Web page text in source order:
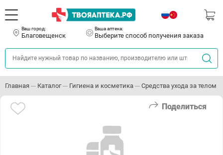
Ваш город:
Благовещенск
Ваша аптека:
Выберите способ получения заказа
Главная Каталог Гигиена и косметика Средства ухода за телом
Поделиться